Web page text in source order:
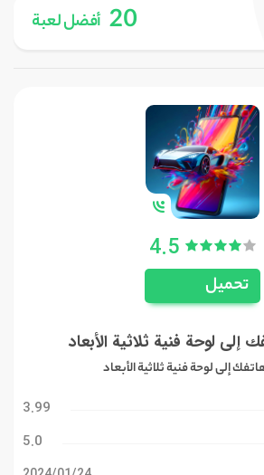
20 أفضل لعبة
4.5
تحميل
إلى لوحة فنية ثلاثية الأبعاد
إلى لوحة فنية ثلاثية الأبعاد
3.99
5.0